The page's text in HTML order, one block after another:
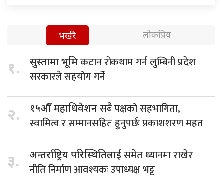
भर्खरै लोकप्रिय
१. सुस्तामा भूमिकटान रोकथाम गर्न लुम्बिनी प्रदेश
सरकारले सहयोग गर्ने
२. १५औँ महाधिवेशनसबै पक्षको सहभागिता,
स्वामित्व र सम्मानसहित हुनुपर्छः प्रकाशशरण महत
३. अन्तर्राष्ट्रिय परिस्थितिलाईसमेत ध्यानमा राखेर
नीति निर्माण आवश्यकः उपाध्यक्ष भट्ट